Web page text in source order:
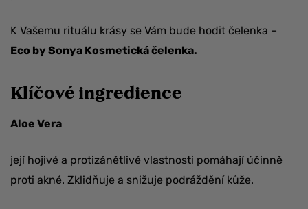
K Vašemu rituálu krásy se Vám bude hodit čelenka –
Eco by Sonya Kosmetická čelenka.
Klíčové ingredience
Aloe Vera
její hojivé a protizánětlivé vlastnosti pomáhají účinně
proti akné. Zklidňuje a snižuje podráždění kůže.